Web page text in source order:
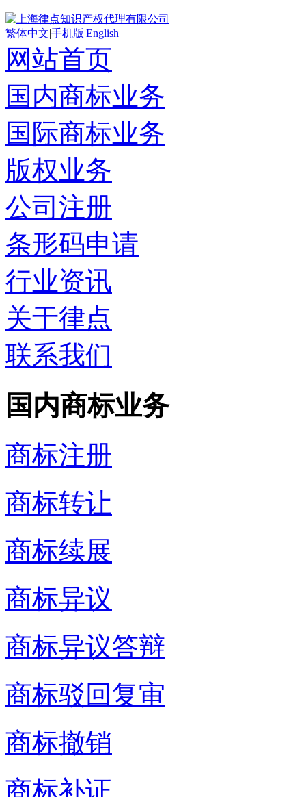
繁体中文|手机版|English
网站首页
国内商标业务
国际商标业务
版权业务
公司注册
条形码申请
行业资讯
关于律点
联系我们
国内商标业务
商标注册
商标转让
商标续展
商标异议
商标异议答辩
商标驳回复审
商标撤销
商标补证